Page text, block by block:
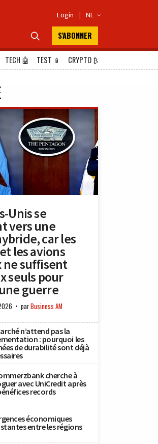
Login | NL 
 S'ABONNER
TECH 🤖 TEST 📱 CRYPTO₿
Unis se
vers une
car les
les avions
ne suffisent
seuls pour
guerre
parBusiness AM
n’attend pas la
: pourquoi les
de durabilité sont déjà
cherche à
avec UniCredit après
records
économiques
entre les régions